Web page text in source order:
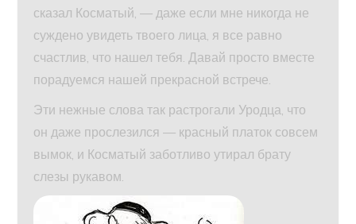
сказал Косматый, — даже если мне никогда не
суждено увидеть твоего лица, я все равно
счастлив, что нашел тебя. Давай просто вместе
порадуемся нашей прекрасной встрече.
Эти нежные слова так растрогали Уродца, что
он даже прослезился — красный платок совсем
вымок, и Косматый заботливо утирал брату
слезы рукавом.